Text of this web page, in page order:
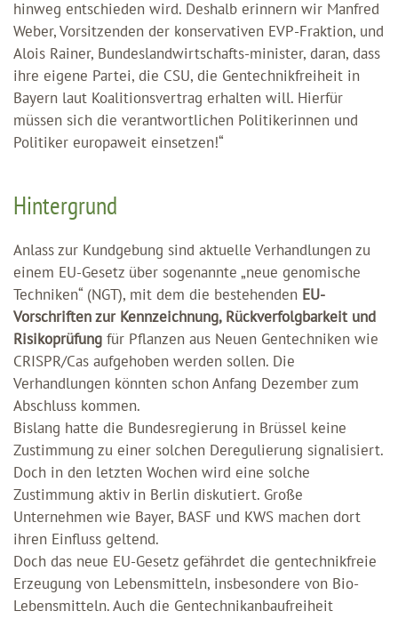
hinweg entschieden wird. Deshalb erinnern wir Manfred
Weber, Vorsitzenden der konservativen EVP-Fraktion, und
Alois Rainer, Bundeslandwirtschafts-minister, daran, dass
ihre eigene Partei, die CSU, die Gentechnikfreiheit in
Bayern laut Koalitionsvertrag erhalten will. Hierfür
müssen sich die verantwortlichen Politikerinnen und
Politiker europaweit einsetzen!“
Hintergrund
Anlass zur Kundgebung sind aktuelle Verhandlungen zu
einem EU-Gesetz über sogenannte „neue genomische
Techniken“ (NGT), mit dem die bestehenden EU-
Vorschriften zur Kennzeichnung, Rückverfolgbarkeit und
Risikoprüfung für Pflanzen aus Neuen Gentechniken wie
CRISPR/Cas aufgehoben werden sollen. Die
Verhandlungen könnten schon Anfang Dezember zum
Abschluss kommen.
Bislang hatte die Bundesregierung in Brüssel keine
Zustimmung zu einer solchen Deregulierung signalisiert.
Doch in den letzten Wochen wird eine solche
Zustimmung aktiv in Berlin diskutiert. Große
Unternehmen wie Bayer, BASF und KWS machen dort
ihren Einfluss geltend.
Doch das neue EU-Gesetz gefährdet die gentechnikfreie
Erzeugung von Lebensmitteln, insbesondere von Bio-
Lebensmitteln. Auch die Gentechnikanbaufreiheit